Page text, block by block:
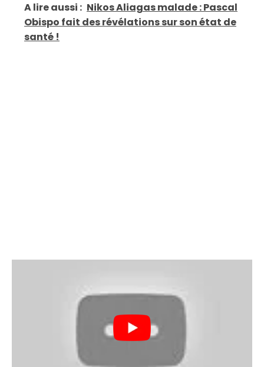
A lire aussi : Nikos Aliagas malade : Pascal
Obispo fait des révélations sur son état de
santé !